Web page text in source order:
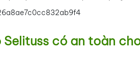
có an toàn